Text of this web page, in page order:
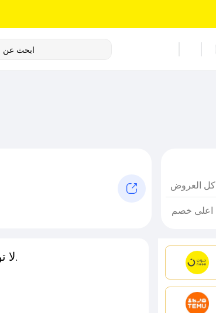
ابحث عن
كل العروض
اعلى خصم
لا توجد كوبونات متاحة لـهذا المتجر حاليًا.